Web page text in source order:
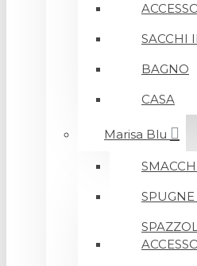
SACCHI
BAGNO
CASA
Marisa Blu